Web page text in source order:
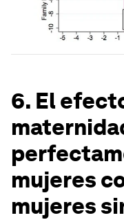
6. El
mujeres
mujeres